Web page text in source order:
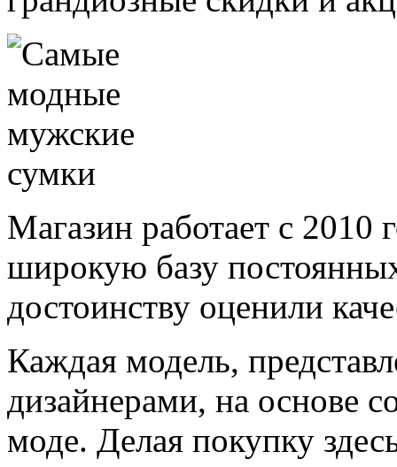
Магазин работает с 2010
широкую базу
достоинству оценили
Каждая модель,
дизайнерами, на основе
моде. Делая покупку